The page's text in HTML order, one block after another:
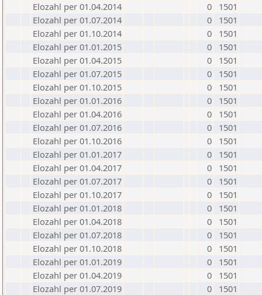
Elozahl per 01.04.2014
0
1501
Elozahl per 01.07.2014
0
1501
Elozahl per 01.10.2014
0
1501
Elozahl per 01.01.2015
0
1501
Elozahl per 01.04.2015
0
1501
Elozahl per 01.07.2015
0
1501
Elozahl per 01.10.2015
0
1501
Elozahl per 01.01.2016
0
1501
Elozahl per 01.04.2016
0
1501
Elozahl per 01.07.2016
0
1501
Elozahl per 01.10.2016
0
1501
Elozahl per 01.01.2017
0
1501
Elozahl per 01.04.2017
0
1501
Elozahl per 01.07.2017
0
1501
Elozahl per 01.10.2017
0
1501
Elozahl per 01.01.2018
0
1501
Elozahl per 01.04.2018
0
1501
Elozahl per 01.07.2018
0
1501
Elozahl per 01.10.2018
0
1501
Elozahl per 01.01.2019
0
1501
Elozahl per 01.04.2019
0
1501
Elozahl per 01.07.2019
0
1501